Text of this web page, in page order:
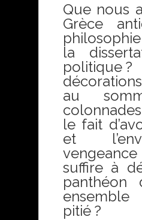
Que nous
Grèce
la
au
le fait
et
suffire à
panthéon
pitié ?